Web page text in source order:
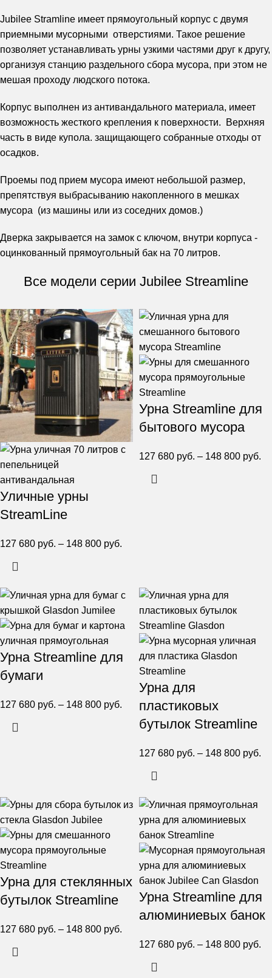
Jubilee Stramline имеет прямоугольный корпус с двумя
приемными мусорными отверстиями. Такое решение
позволяет устанавливать урны узкими частями друг к другу,
организуя станцию раздельного сбора мусора, при этом не
мешая проходу людского потока.
Корпус выполнен из антивандального материала, имеет
возможность жесткого крепления к поверхности. Верхняя
часть в виде купола. защищающего собранные отходы от
осадков.
Проемы под прием мусора имеют небольшой размер,
препятствуя выбрасыванию накопленного в мешках
мусора (из машины или из соседних домов.)
Дверка закрывается на замок с ключом, внутри корпуса -
оцинкованный прямоугольный бак на 70 литров.
Все модели серии Jubilee Streamline
Уличные урны
StreamLine
127 680 руб. – 148 800 руб.
Урна Streamline для
бытового мусора
127 680 руб. – 148 800 руб.
Урна Streamline для
бумаги
127 680 руб. – 148 800 руб.
Урна для
пластиковых
бутылок Streamline
127 680 руб. – 148 800 руб.
Урна для стеклянных
бутылок Streamline
127 680 руб. – 148 800 руб.
Урна Streamline для
алюминиевых банок
127 680 руб. – 148 800 руб.